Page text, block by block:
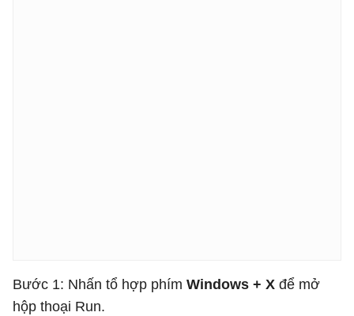
Bước 1: Nhấn tổ hợp phím Windows + X để mở
hộp thoại Run.